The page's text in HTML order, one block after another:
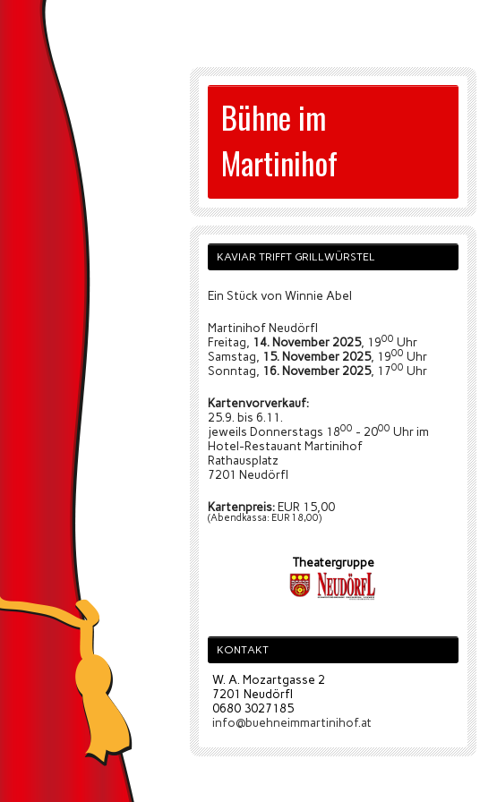
Bühne im
Martinihof
KAVIAR TRIFFT GRILLWÜRSTEL
Ein Stück von Winnie Abel
Martinihof Neudörfl
Freitag,
14. November 2025, 1900 Uhr
Samstag,
15. November 2025, 1900 Uhr
Sonntag,
16. November 2025, 1700 Uhr
Kartenvorverkauf:
25.9. bis 6.11.
jeweils Donnerstags 1800 - 2000 Uhr im
Hotel-Restauant Martinihof
Rathausplatz
7201 Neudörfl
Kartenpreis:EUR 15,00
(Abendkassa: EUR 18,00)
Theatergruppe
KONTAKT
W. A. Mozartgasse 2
7201 Neudörfl
0680 3027185
info@buehneimmartinihof.at